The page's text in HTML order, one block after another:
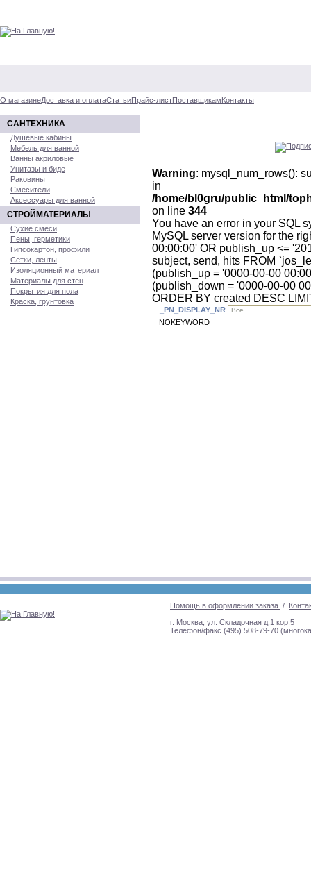
О магазинеДоставка и оплатаСтатьиПрайс-листПоставщикамКонтакты
САНТЕХНИКА
Душевые кабины
Мебель для ванной
Ванны акриловые
Унитазы и биде
Раковины
Смесители
Аксессуары для ванной
СТРОЙМАТЕРИАЛЫ
Сухие смеси
Пены, герметики
Гипсокартон, профили
Сетки, ленты
Изоляционный материал
Материалы для стен
Покрытия для пола
Краска, грунтовка
Warning: mysql_num_rows():
in
/home/bl0gru/public_html/
on line 344
You have an error in your SQL
MySQL server version for the
00:00:00' OR publish_up <=
subject, send, hits FROM
(publish_up = '0000-00-00
(publish_down = '0000-00-00
ORDER BY created DESC
_PN_DISPLAY_NR
_NOKEYWORD
Помощь в оформлении заказа /
г. Москва, ул. Складочная д.1 кор.5
Телефон/факс (495) 508-79-70